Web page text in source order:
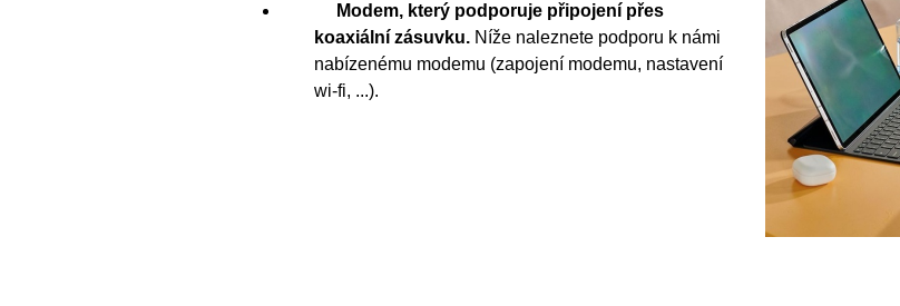
Modem, který podporuje připojení přes
koaxiální zásuvku. Níže naleznete podporu k námi
nabízenému modemu (zapojení modemu, nastavení
wi-fi, ...).